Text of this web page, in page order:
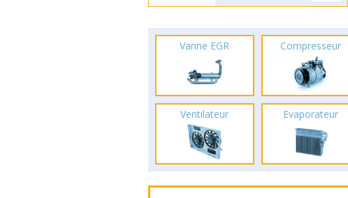
Vanne EGR Compresseur
Ventilateur Evaporateur